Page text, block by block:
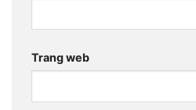
Trang web